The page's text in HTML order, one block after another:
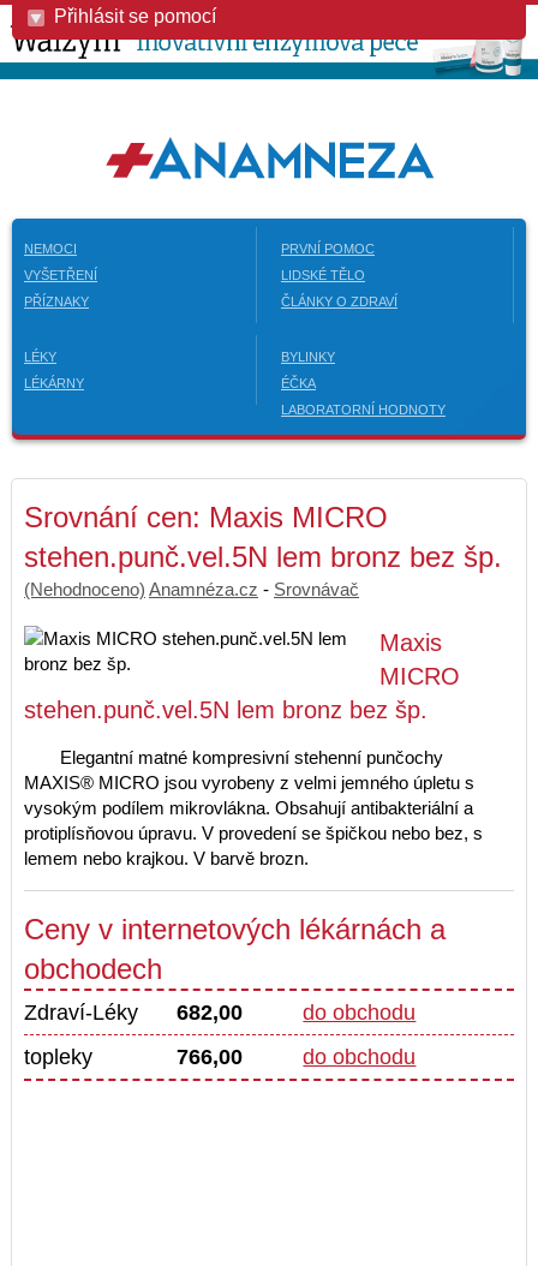
Přihlásit se pomocí
NEMOCI
VYŠETŘENÍ
PŘÍZNAKY
PRVNÍ POMOC
LIDSKÉ TĚLO
ČLÁNKY O ZDRAVÍ
LÉKY
LÉKÁRNY
BYLINKY
ÉČKA
LABORATORNÍ HODNOTY
Srovnání cen: Maxis MICRO
stehen.punč.vel.5N lem bronz bez šp.
(Nehodnoceno) Anamnéza.cz - Srovnávač
Maxis
MICRO
stehen.punč.vel.5N lem bronz bez šp.
Elegantní matné kompresivní stehenní punčochy
MAXIS® MICRO jsou vyrobeny z velmi jemného úpletu s
vysokým podílem mikrovlákna. Obsahují antibakteriální a
protiplísňovou úpravu. V provedení se špičkou nebo bez, s
lemem nebo krajkou. V barvě brozn.
Ceny v internetových lékárnách a
obchodech
Zdraví-Léky 682,00
do obchodu
topleky
766,00 do obchodu